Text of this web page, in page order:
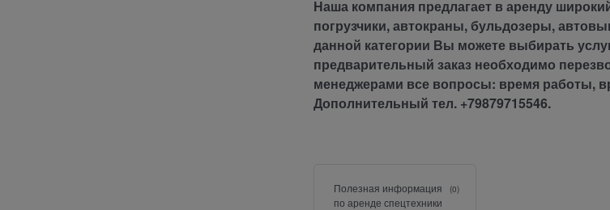
Наша компания предлагает в аренду
погрузчики, автокраны, бульдозеры,
данной категории Вы можете выбирать
предварительный заказ необходимо
менеджерами все вопросы: время работы,
Дополнительный тел. +79879715546.
Полезная информация
по аренде спецтехники
(0)